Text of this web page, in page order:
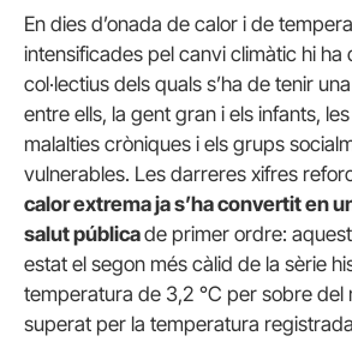
En dies d’onada de calor i de
intensificades pel canvi climàtic hi ha
col·lectius dels quals s’ha de tenir
entre ells, la gent gran i els infants,
malalties cròniques i els grups
vulnerables. Les darreres xifres
calor extrema ja s’ha convertit en
salut públicade primer ordre:
estat el segon més càlid de la sèrie
temperatura de 3,2 °C per sobre del
superat per la temperatura